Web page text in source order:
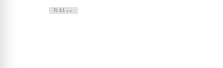
Reklama
Niezbędne